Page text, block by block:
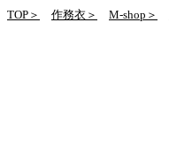
TOP＞ 作務衣＞ M-shop＞